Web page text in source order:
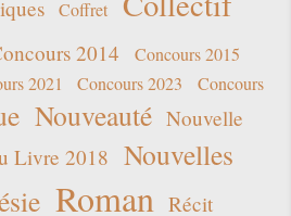
Coffret
2014
Concours 2015
2021 Concours 2023
Concours
Nouveauté Nouvelle
Livre 2018 Nouvelles
Roman Récit